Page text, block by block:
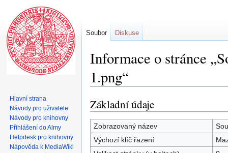
Informace o stránce
1.png“
Skočit
na
navigaci
Skočit
na
vyhledávání
Základní údaje
Zobrazovaný název
Výchozí klíč řazení
Soubor Diskuse
Hlavní strana
Návody pro uživatele
Návody pro knihovny
Přihlášení do Almy
Helpdesk pro knihovny
Nápověda k MediaWiki